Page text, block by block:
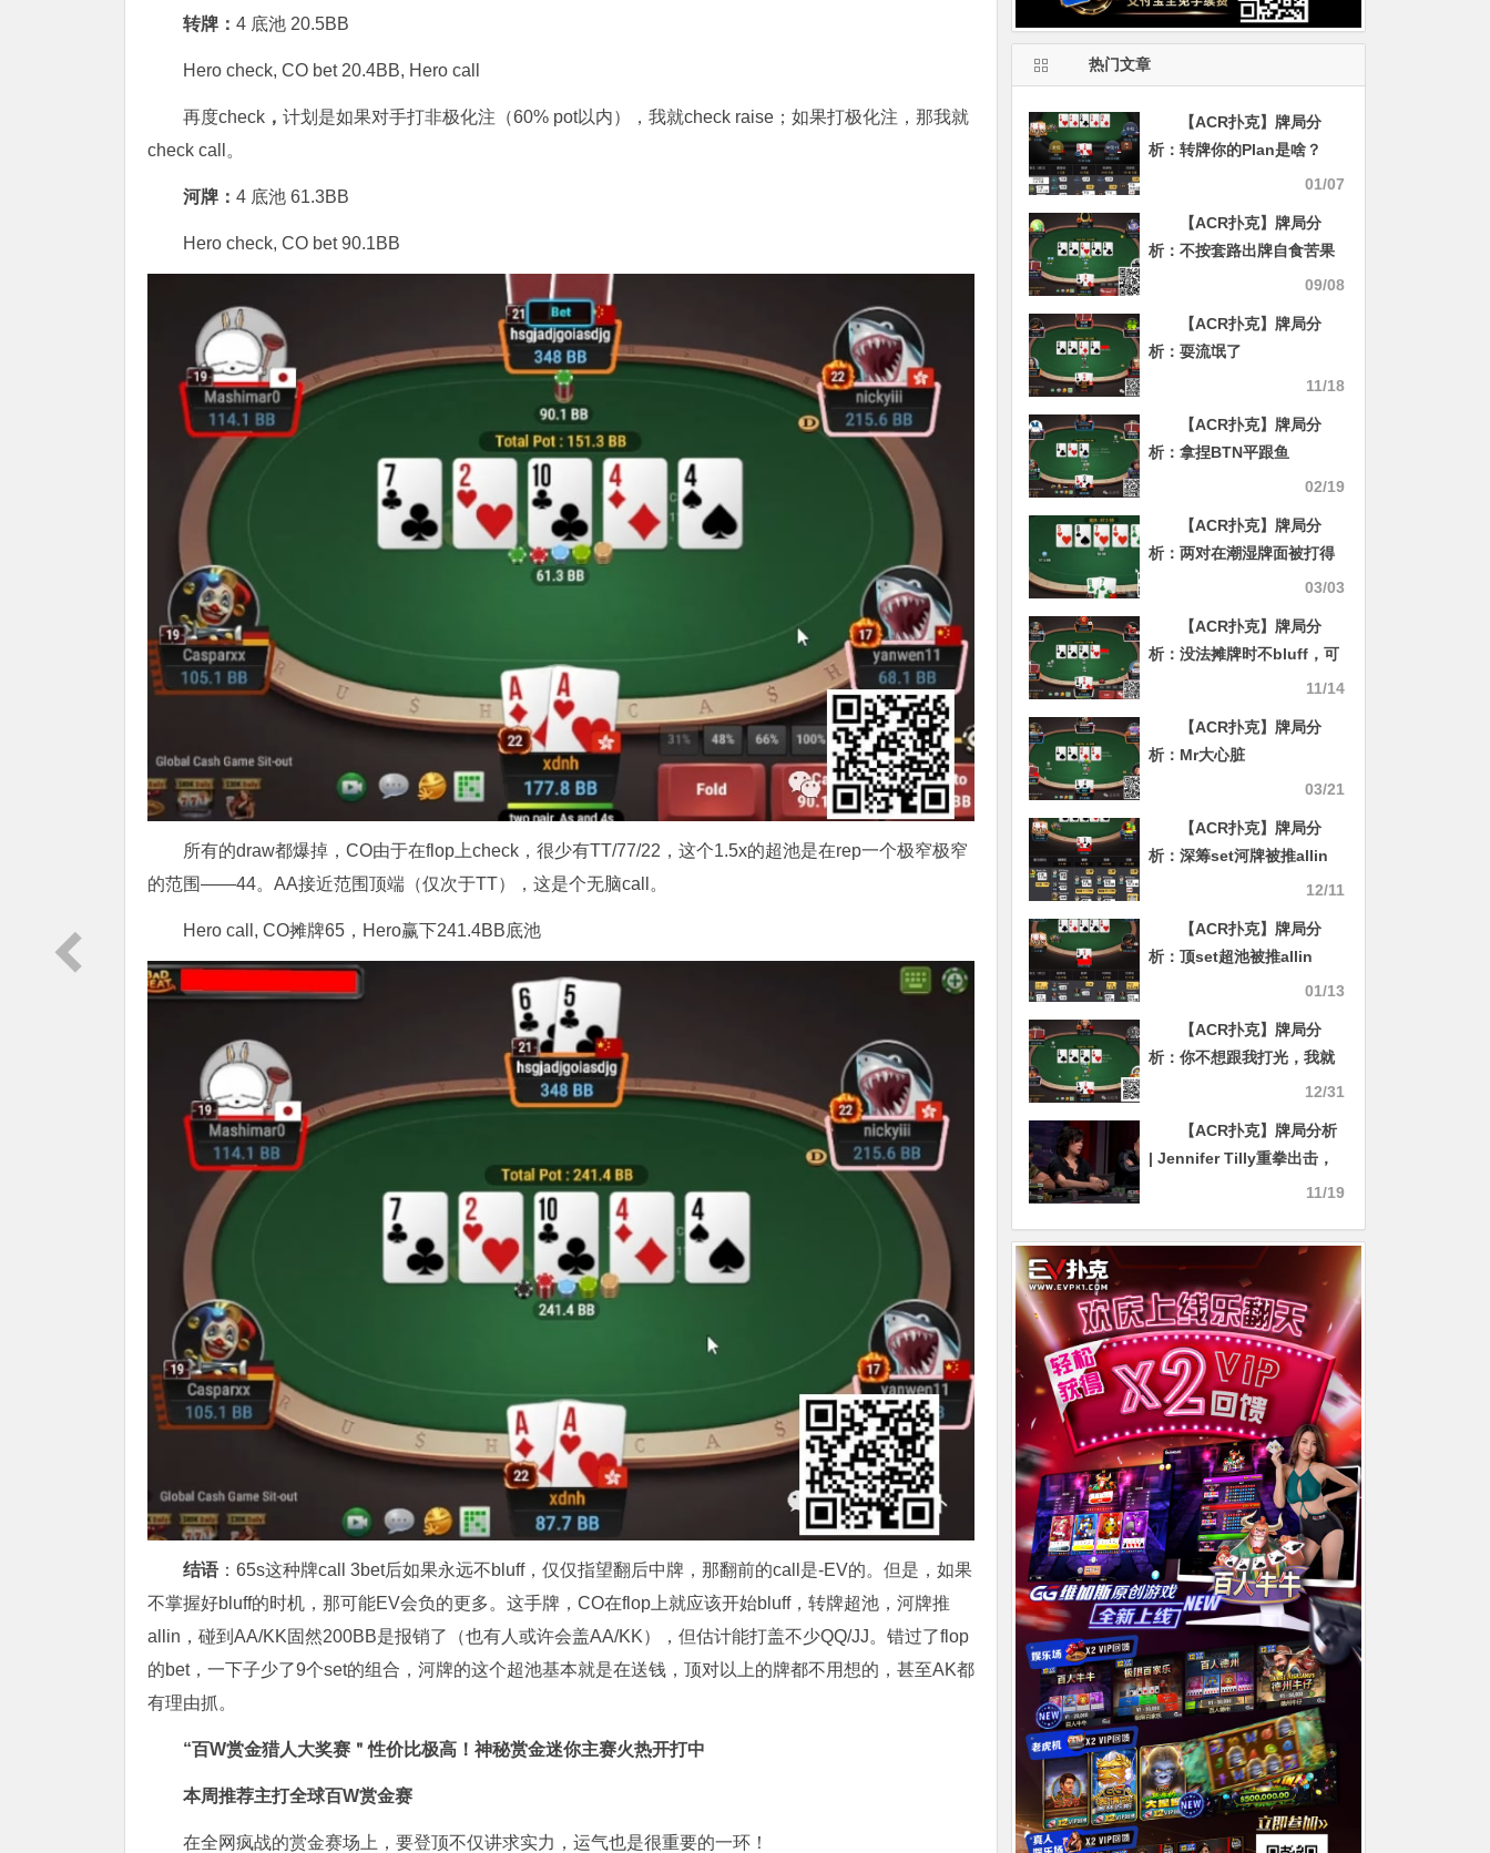
转牌： 4 底池 20.5BB
Hero check, CO bet 20.4BB, Hero call
再度check ， 计划是如果对手打非极化注（60% pot以内），我就check raise；如果打极化注，那我就
check call。
河牌： 4 底池 61.3BB
Hero check, CO bet 90.1BB
所有的draw都爆掉，CO由于在flop上check，很少有TT/77/22，这个1.5x的超池是在rep一个极窄极窄
的范围——44。AA接近范围顶端（仅次于TT），这是个无脑call。
Hero call, CO摊牌65，Hero赢下241.4BB底池
结语 ：65s这种牌call 3bet后如果永远不bluff，仅仅指望翻后中牌，那翻前的call是-EV的。但是，如果
不掌握好bluff的时机，那可能EV会负的更多。这手牌，CO在flop上就应该开始bluff，转牌超池，河牌推
allin，碰到AA/KK固然200BB是报销了（也有人或许会盖AA/KK），但估计能打盖不少QQ/JJ。错过了flop
的bet，一下子少了9个set的组合，河牌的这个超池基本就是在送钱，顶对以上的牌都不用想的，甚至AK都
有理由抓。
“百W赏金猎人大奖赛＂性价比极高！ 神秘赏金迷你主赛火热开打中
本周推荐主打全球百W赏金赛
在全网疯战的赏金赛场上，要登顶不仅讲求实力，运气也是很重要的一环！
热门文章
【ACR扑克】牌局分
析：转牌你的Plan是啥？
01/07
【ACR扑克】牌局分
析：不按套路出牌自食苦果
09/08
【ACR扑克】牌局分
析：耍流氓了
11/18
【ACR扑克】牌局分
析：拿捏BTN平跟鱼
02/19
【ACR扑克】牌局分
析：两对在潮湿牌面被打得
03/03
【ACR扑克】牌局分
析：没法摊牌时不bluff，可
11/14
【ACR扑克】牌局分
析：Mr大心脏
03/21
【ACR扑克】牌局分
析：深筹set河牌被推allin
12/11
【ACR扑克】牌局分
析：顶set超池被推allin
01/13
【ACR扑克】牌局分
析：你不想跟我打光，我就
12/31
【ACR扑克】牌局分析
| Jennifer Tilly重拳出击，
11/19